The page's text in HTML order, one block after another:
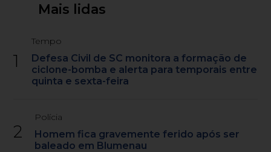
Mais lidas
1
Tempo
Defesa Civil de SC monitora a formação de
ciclone-bomba e alerta para temporais entre
quinta e sexta-feira
2
Polícia
Homem fica gravemente ferido após ser
baleado em Blumenau